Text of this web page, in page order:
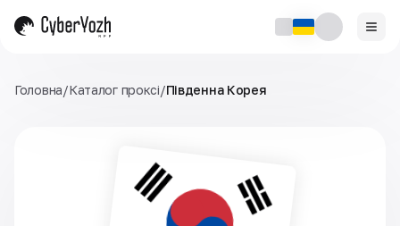
Головна/Каталог проксі/Південна Корея